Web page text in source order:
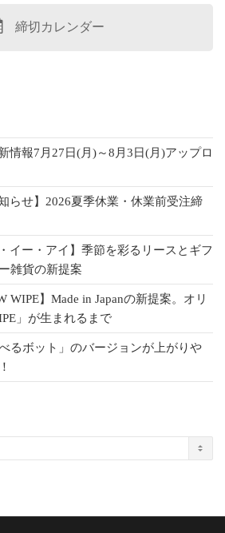
締切カレンダー
情報7月27日(月)～8月3日(月)アップロ
らせ】2026夏季休業・休業前受注締
イー・アイ】季節を彩るリースとギフ
雑貨の新提案
WIPE】Made in Japanの新提案。オリ
」が生まれるまで
るボット」のバージョンが上がりや